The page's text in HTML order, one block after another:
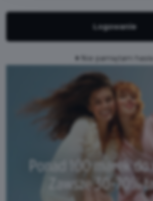
Logowanie
Nie pamiętam hasła